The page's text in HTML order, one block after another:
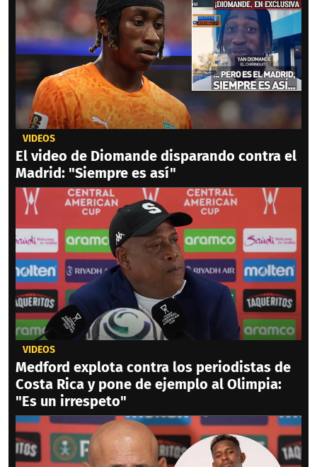
VIDEOS
El video de Diomande disparando contra el
Madrid: "Siempre es así"
VIDEOS
Medford explota contra los periodistas de
Costa Rica y pone de ejemplo al Olimpia:
"Es un irrespeto"